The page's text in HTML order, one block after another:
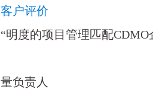
客户评价
“明度的项目管理匹配
——
量负责人